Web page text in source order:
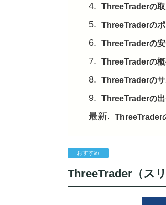
4. ThreeTraderの
5. ThreeTraderの
6. ThreeTraderの
7. ThreeTraderの
8. ThreeTraderの
9. ThreeTraderの
最新. ThreeTrader
おすすめ
ThreeTrader（ス